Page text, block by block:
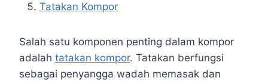
Tatakan Kompor
Salah satu komponen penting dalam kompor
adalah tatakan kompor. Tatakan berfungsi
sebagai penyangga wadah memasak dan